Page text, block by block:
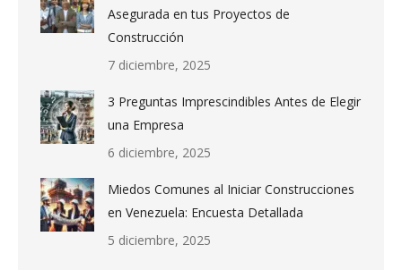
Asegurada en tus Proyectos de
Construcción
7 diciembre, 2025
3 Preguntas Imprescindibles Antes de Elegir
una Empresa
6 diciembre, 2025
Miedos Comunes al Iniciar Construcciones
en Venezuela: Encuesta Detallada
5 diciembre, 2025